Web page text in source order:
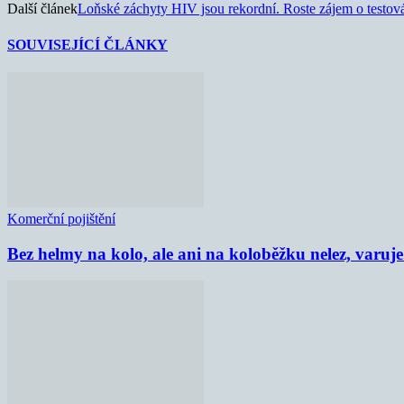
Další článekLoňské záchyty HIV jsou rekordní. Roste zájem o
SOUVISEJÍCÍ ČLÁNKY
Komerční pojištění
Bez helmy na kolo, ale ani na koloběžku nelez,